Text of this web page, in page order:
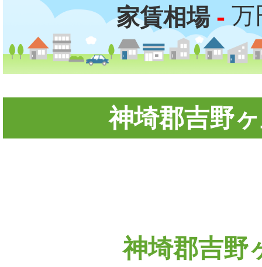
家賃相場 -
神埼郡吉野
神埼郡吉野